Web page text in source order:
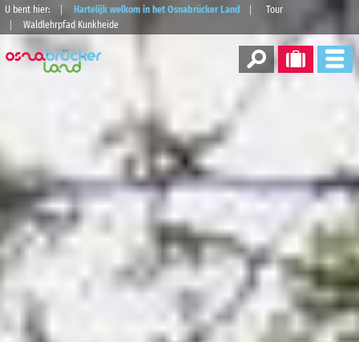
U bent hier: Hartelijk welkom in het Osnabrücker Land
Tour
Waldlehrpfad Kunkheide